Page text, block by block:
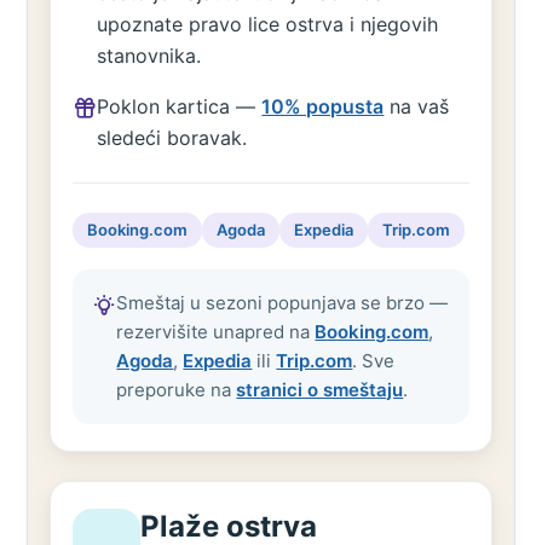
upoznate pravo lice ostrva i njegovih
stanovnika.
Poklon kartica —10% popusta na vaš
sledeći boravak.
Booking.com Agoda Expedia Trip.com
Smeštaj u sezoni popunjava se brzo —
rezervišite unapred na Booking.com,
Agoda, Expedia iliTrip.com. Sve
preporuke nastranici o smeštaju.
Plaže ostrva